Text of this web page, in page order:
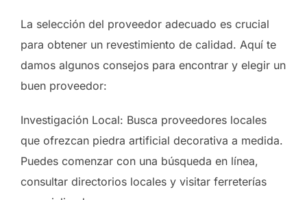
La selección del proveedor adecuado es crucial
para obtener un revestimiento de calidad. Aquí te
damos algunos consejos para encontrar y elegir un
buen proveedor:
Investigación Local: Busca proveedores locales
que ofrezcan piedra artificial decorativa a medida.
Puedes comenzar con una búsqueda en línea,
consultar directorios locales y visitar ferreterías